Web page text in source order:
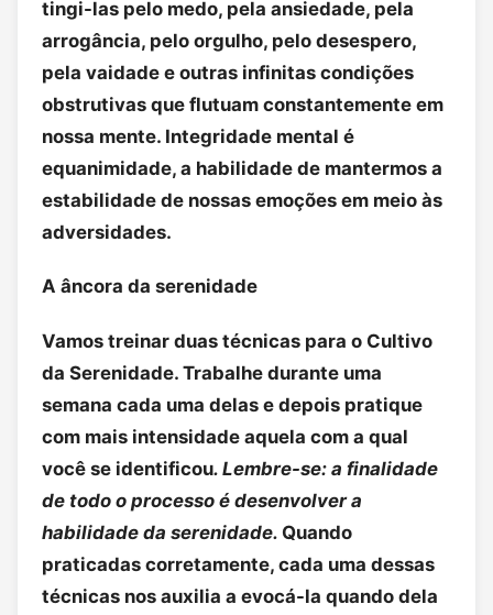
tingi-las pelo medo, pela ansiedade, pela
arrogância, pelo orgulho, pelo desespero,
pela vaidade e outras infinitas condições
obstrutivas que flutuam constantemente em
nossa mente. Integridade mental é
equanimidade, a habilidade de mantermos a
estabilidade de nossas emoções em meio às
adversidades.
A âncora da serenidade
Vamos treinar duas técnicas para o Cultivo
da Serenidade. Trabalhe durante uma
semana cada uma delas e depois pratique
com mais intensidade aquela com a qual
você se identificou. Lembre-se: a finalidade
de todo o processo é desenvolver a
habilidade da serenidade. Quando
praticadas corretamente, cada uma dessas
técnicas nos auxilia a evocá-la quando dela